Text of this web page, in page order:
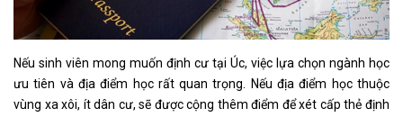
Nếu sinh viên mong muốn định cư tại Úc, việc lựa chọn ngành học
ưu tiên và địa điểm học rất quan trọng. Nếu địa điểm học thuộc
vùng xa xôi, ít dân cư, sẽ được cộng thêm điểm để xét cấp thẻ định